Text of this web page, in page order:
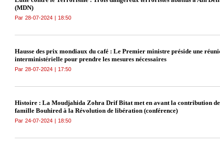
(MDN)
Par 28-07-2024 | 18:50
Hausse des prix mondiaux du café : Le Premier ministre préside une
interministérielle pour prendre les mesures nécessaires
Par 28-07-2024 | 17:50
Histoire : La Moudjahida Zohra Drif Bitat met en avant la contribution
famille Bouhired à la Révolution de libération (conférence)
Par 24-07-2024 | 18:50